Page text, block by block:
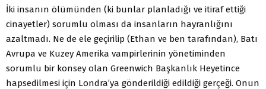
İki insanın ölümünden (ki bunlar planladığı ve itiraf ettiği
cinayetler) sorumlu olması da insanların hayranlığını
azaltmadı. Ne de ele geçirilip (Ethan ve ben tarafından), Batı
Avrupa ve Kuzey Amerika vampirlerinin yönetiminden
sorumlu bir konsey olan Greenwich Başkanlık Heyetince
hapsedilmesi için Londra’ya gönderildiği edildiği gerçeği. Onun